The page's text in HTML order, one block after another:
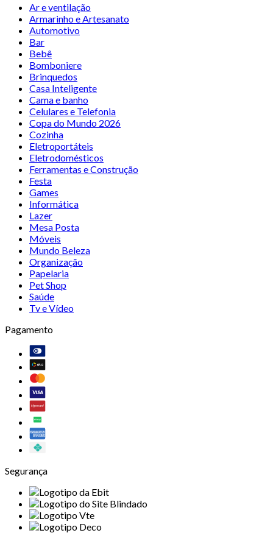
Ar e ventilação
Armarinho e Artesanato
Automotivo
Bar
Bebê
Bomboniere
Brinquedos
Casa Inteligente
Cama e banho
Celulares e Telefonia
Copa do Mundo 2026
Cozinha
Eletroportáteis
Eletrodomésticos
Ferramentas e Construção
Festa
Games
Informática
Lazer
Mesa Posta
Móveis
Mundo Beleza
Organização
Papelaria
Pet Shop
Saúde
Tv e Vídeo
Pagamento
Segurança